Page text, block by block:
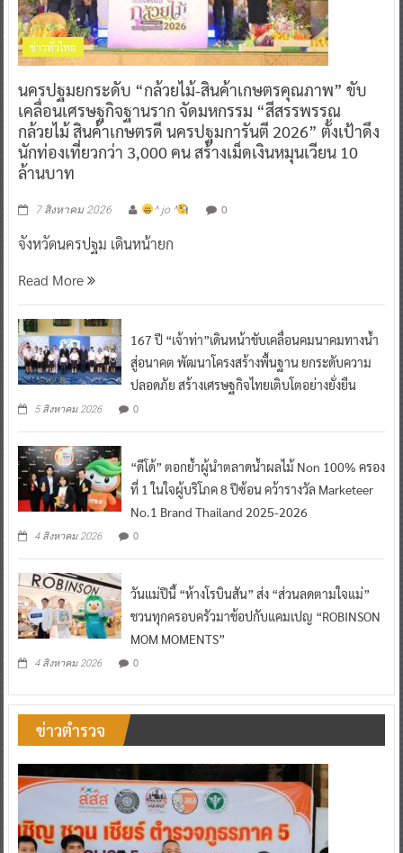
ข่าวทั่วไทย
นครปฐมยกระดับ “กล้วยไม้-สินค้าเกษตรคุณภาพ” ขับ
เคลื่อนเศรษฐกิจฐานราก จัดมหกรรม “สีสรรพรรณ
กล้วยไม้ สินค้าเกษตรดี นครปฐมการันตี 2026” ตั้งเป้าดึง
นักท่องเที่ยวกว่า 3,000 คน สร้างเม็ดเงินหมุนเวียน 10
ล้านบาท
7 สิงหาคม 2026 ^ jo ^ 0
จังหวัดนครปฐม เดินหน้ายก
Read More
167 ปี “เจ้าท่า”เดินหน้าขับเคลื่อนคมนาคมทางน้ำ
สู่อนาคต พัฒนาโครงสร้างพื้นฐาน ยกระดับความ
ปลอดภัย สร้างเศรษฐกิจไทยเติบโตอย่างยั่งยืน
5 สิงหาคม 2026 0
“ดีโด้” ตอกย้ำผู้นำตลาดน้ำผลไม้ Non 100% ครอง
ที่ 1 ในใจผู้บริโภค 8 ปีซ้อน คว้ารางวัล Marketeer
No.1 Brand Thailand 2025-2026
4 สิงหาคม 2026 0
วันแม่ปีนี้ “ห้างโรบินสัน” ส่ง “ส่วนลดตามใจแม่”
ชวนทุกครอบครัวมาช้อปกับแคมเปญ “ROBINSON
MOM MOMENTS”
4 สิงหาคม 2026 0
ข่าวตำรวจ